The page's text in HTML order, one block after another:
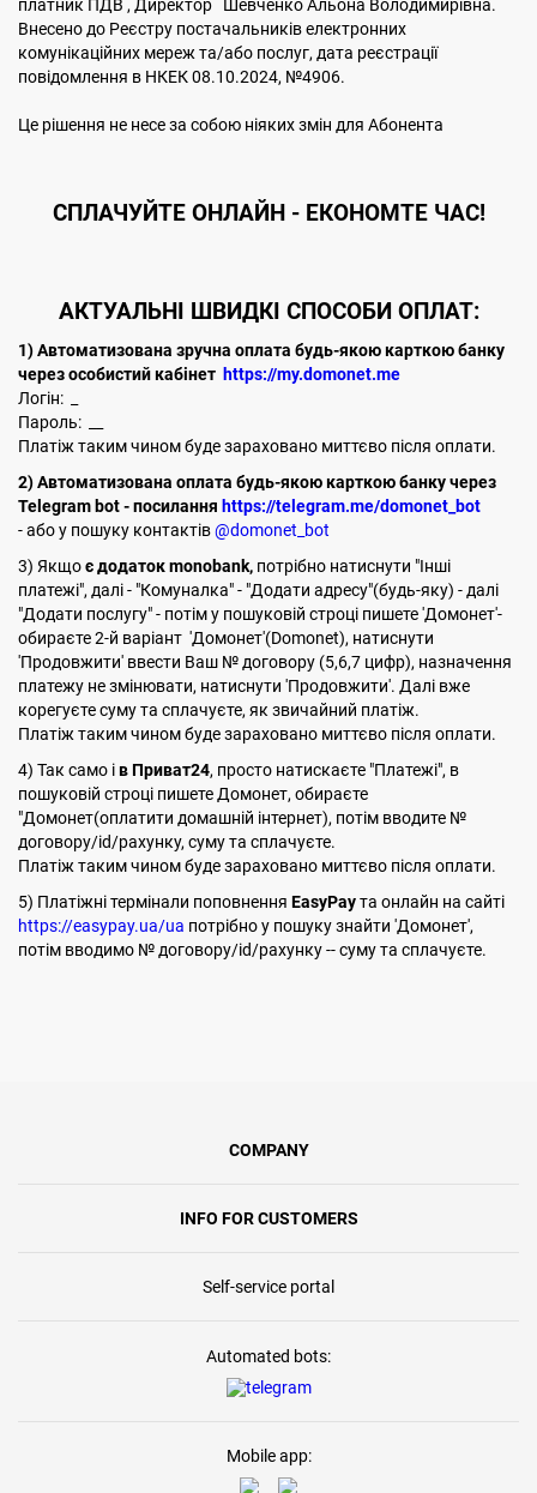
платник ПДВ , Директор Шевченко Альона Володимирівна.
Внесено до Реєстру постачальників електронних
комунікаційних мереж та/або послуг, дата реєстрації
повідомлення в НКЕК 08.10.2024, №4906.
Це рішення не несе за собою ніяких змін для Абонента
CПЛАЧУЙТЕОНЛАЙН - ЕКОНОМТЕ ЧАС!
АКТУАЛЬНІ ШВИДКІ СПОСОБИ ОПЛАТ:
1) Автоматизована зручна оплата будь-якою карткою банку
через особистий кабінет https://my.domonet.me
Логін: _
Пароль: __
Платіж таким чином буде зараховано миттєво після оплати.
2) Автоматизована оплата будь-якою карткою банку через
Telegram bot - посилання https://telegram.me/domonet_bot
- або у пошуку контактів@domonet_bot
3) Якщоє додаток monobank, потрібно натиснути "Інші
платежі", далі - "Комуналка" - "Додати адресу"(будь-яку) - далі
"Додати послугу" - потім у пошуковій строці пишете 'Домонет'-
обираєте 2-й варіант 'Домонет'(Domonet), натиснути
'Продовжити' ввести Ваш № договору (5,6,7 цифр), назначення
платежу не змінювати, натиснути 'Продовжити'. Далі вже
корегуєте суму та сплачуєте, як звичайний платіж.
Платіж таким чином буде зараховано миттєво після оплати.
4) Так само ів Приват24, просто натискаєте "Платежі", в
пошуковій строці пишете Домонет, обираєте
"Домонет(оплатити домашній інтернет), потім вводите №
договору/id/рахунку, суму та сплачуєте.
Платіж таким чином буде зараховано миттєво після оплати.
5) Платіжні термінали поповнення EasyPayта онлайн на сайті
https://easypay.ua/ua потрібно у пошуку знайти 'Домонет',
потім вводимо № договору/id/рахунку -- суму та сплачуєте.
COMPANY
INFO FOR CUSTOMERS
Self-service portal
Automated bots:
Mobile app: